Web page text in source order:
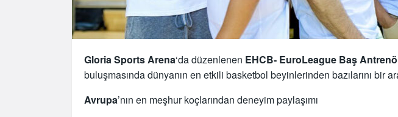
Gloria Sports Arena‘da düzenlenen EHCB- EuroLeague Baş
buluşmasında dünyanın en etkili basketbol beyinlerinden bazılarını bir
Avrupa’nın en meşhur koçlarından deneyim paylaşımı